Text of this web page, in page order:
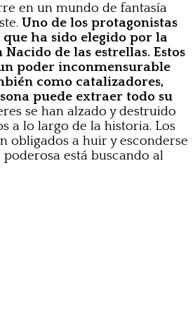
en un mundo de fantasía
Uno de los protagonistas
ha sido elegido por la
de las estrellas. Estos
poder inconmensurable
como catalizadores,
puede extraer todo su
se han alzado y destruido
a lo largo de la historia. Los
obligados a huir y esconderse
está buscando al